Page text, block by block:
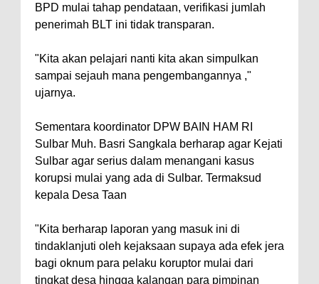
BPD mulai tahap pendataan, verifikasi jumlah
penerimah BLT ini tidak transparan.
"Kita akan pelajari nanti kita akan simpulkan
sampai sejauh mana pengembangannya ,"
ujarnya.
Sementara koordinator DPW BAIN HAM RI
Sulbar Muh. Basri Sangkala berharap agar Kejati
Sulbar agar serius dalam menangani kasus
korupsi mulai yang ada di Sulbar. Termaksud
kepala Desa Taan
"Kita berharap laporan yang masuk ini di
tindaklanjuti oleh kejaksaan supaya ada efek jera
bagi oknum para pelaku koruptor mulai dari
tingkat desa hingga kalangan para pimpinan